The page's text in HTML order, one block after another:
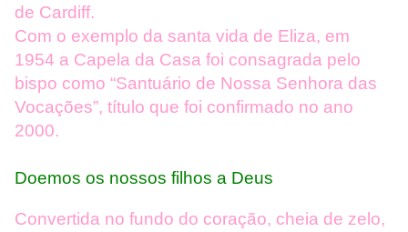
de Cardiff.
Com o exemplo da santa vida de Eliza, em
1954 a Capela da Casa foi consagrada pelo
bispo como “Santuário de Nossa Senhora das
Vocações”, título que foi confirmado no ano
2000.
Doemos os nossos filhos a Deus
Convertida no fundo do coração, cheia de zelo,